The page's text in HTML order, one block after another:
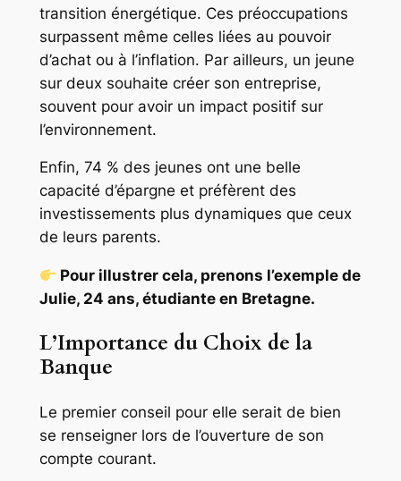
transition énergétique. Ces préoccupations
surpassent même celles liées au pouvoir
d’achat ou à l’inflation. Par ailleurs, un jeune
sur deux souhaite créer son entreprise,
souvent pour avoir un impact positif sur
l’environnement.
Enfin, 74 % des jeunes ont une belle
capacité d’épargne et préfèrent des
investissements plus dynamiques que ceux
de leurs parents.
Pour illustrer cela, prenons l’exemple de
Julie, 24 ans, étudiante en Bretagne.
L’Importance du Choix de la
Banque
Le premier conseil pour elle serait de bien
se renseigner lors de l’ouverture de son
compte courant.